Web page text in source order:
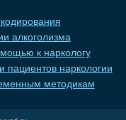
алкоголизма
к наркологу
пациентов наркологии
методикам